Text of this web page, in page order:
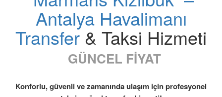
Antalya Havalimanı
Transfer & Taksi Hizmeti
GÜNCEL FİYAT
Konforlu, güvenli ve zamanında ulaşım için profesyonel